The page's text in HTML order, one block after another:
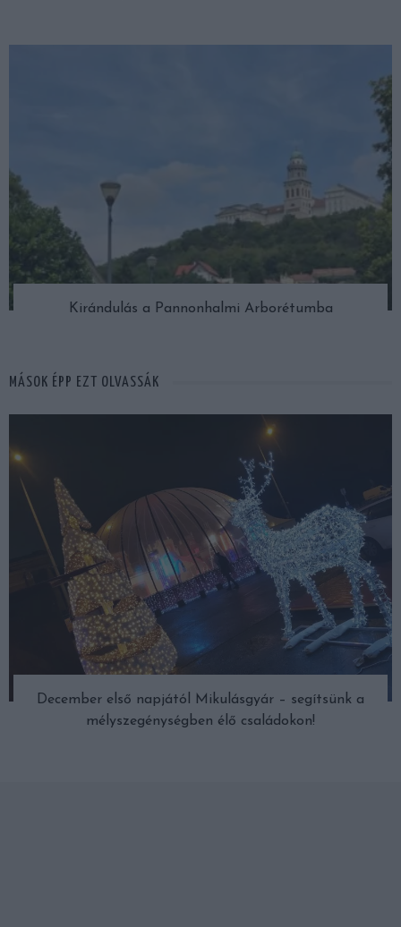
Kirándulás a Pannonhalmi Arborétumba
MÁSOK ÉPP EZT OLVASSÁK
December első napjától Mikulásgyár – segítsünk a
mélyszegénységben élő családokon!